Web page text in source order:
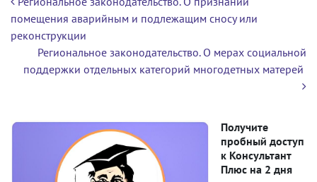
помещения аварийным и подлежащим сносу или
реконструкции
Региональное законодательство. О мерах социальной
поддержки отдельных категорий многодетных матерей
Получите
пробный доступ
к Консультант
Плюс на 2 дня